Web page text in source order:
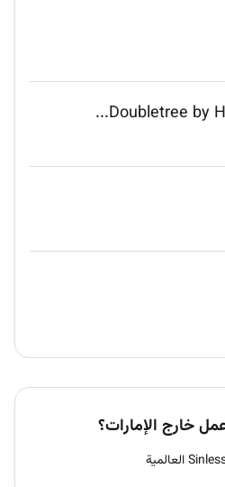
Doubletree by
خارج الإمارات؟